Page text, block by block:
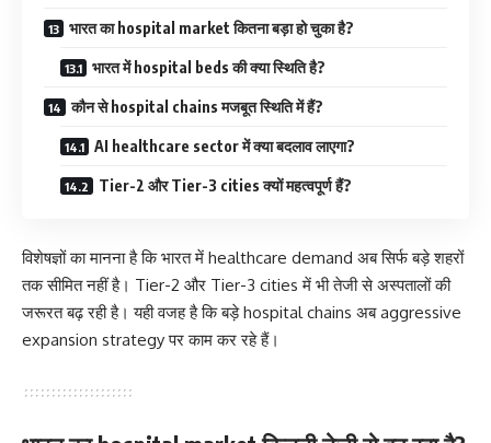
भारत का hospital market कितना बड़ा हो चुका है?
भारत में hospital beds की क्या स्थिति है?
कौन से hospital chains मजबूत स्थिति में हैं?
AI healthcare sector में क्या बदलाव लाएगा?
Tier-2 और Tier-3 cities क्यों महत्वपूर्ण हैं?
विशेषज्ञों का मानना है कि भारत में healthcare demand अब सिर्फ बड़े शहरों
तक सीमित नहीं है। Tier-2 और Tier-3 cities में भी तेजी से अस्पतालों की
जरूरत बढ़ रही है। यही वजह है कि बड़े hospital chains अब aggressive
expansion strategy पर काम कर रहे हैं।